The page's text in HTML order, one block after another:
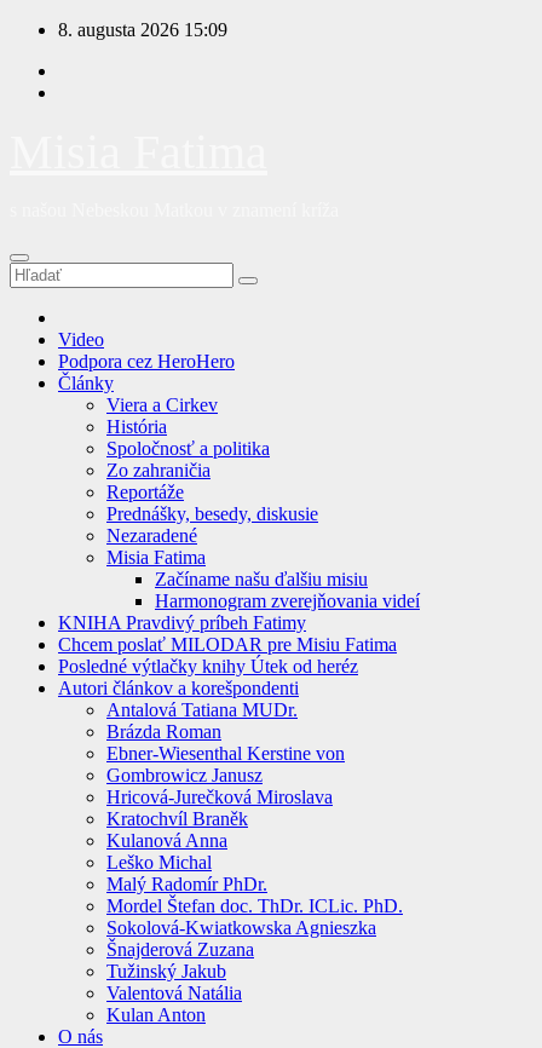
Prejsť
obsah
8. augusta 2026 15:09
Video
Podpora cez HeroHero
Články
Viera a Cirkev
História
Spoločnosť a politika
Zo zahraničia
Reportáže
Prednášky, besedy, diskusie
Nezaradené
Misia Fatima
Začíname našu ďalšiu misiu
Harmonogram zverejňovania videí
KNIHA Pravdivý príbeh Fatimy
Chcem poslať MILODAR pre Misiu Fatima
Posledné výtlačky knihy Útek od heréz
Autori článkov a korešpondenti
Antalová Tatiana MUDr.
Brázda Roman
Ebner-Wiesenthal Kerstine von
Gombrowicz Janusz
Hricová-Jurečková Miroslava
Kratochvíl Braněk
Kulanová Anna
Leško Michal
Malý Radomír PhDr.
Mordel Štefan doc. ThDr. ICLic. PhD.
Sokolová-Kwiatkowska Agnieszka
Šnajderová Zuzana
Tužinský Jakub
Valentová Natália
Kulan Anton
O nás